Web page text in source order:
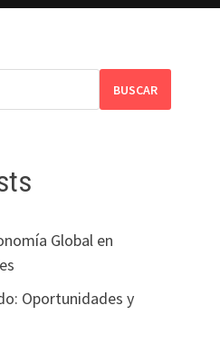
BUSCAR
Global en
Oportunidades y